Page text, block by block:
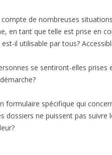
l g
er
de nombreuses
en tant que telle est prise en
il utilisable par tous?
se sentiront-elles prises
formulaire spécifique qui
dossiers ne puissent pas suivre